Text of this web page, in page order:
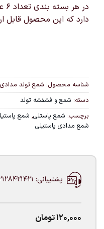
دارد که این محصول قابل
شناسه محصول: شمع تولد
دسته: شمع و فشفشه تولد
برچسب: شمع پاستلی, شمع
شمع مدادی پاستیلی
پشتیبانی: 02128421421
120,000تومان